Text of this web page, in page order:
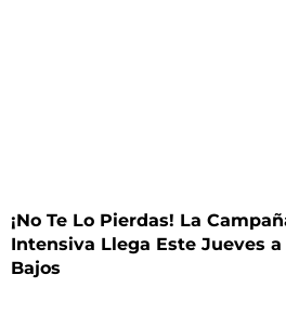
¡No Te Lo Pierdas! La
Intensiva Llega Este Jueves
Bajos